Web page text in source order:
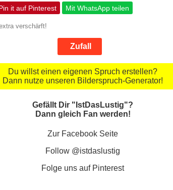
it auf Pinterest Mit WhatsApp teilen
verschärft!
Zufall
Du willst einen eigenen Spruch erstellen?
Dann nutze unseren Bilderspruch-Generator!
Gefällt Dir "IstDasLustig"?
Dann gleich Fan werden!
Zur Facebook Seite
Follow @istdaslustig
Folge uns auf Pinterest